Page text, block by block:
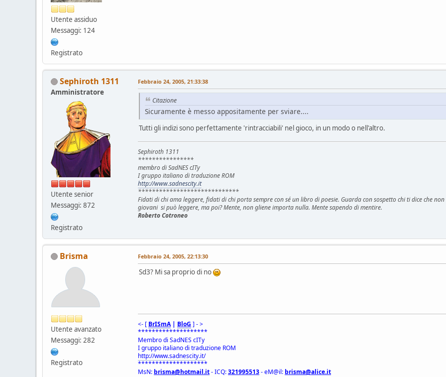
Utente assiduo
Messaggi: 124
Registrato
Sephiroth 1311
Amministratore
Utente senior
Messaggi: 872
Registrato
Febbraio 24, 2005, 21:33:38
Citazione
Sicuramente è messo appositamente per sviare....
Tutti gli indizi sono perfettamente 'rintracciabili' nel gioco, in un modo o nell'altro.
Sephiroth 1311
****************
membro di SadNES cITy
I gruppo italiano di traduzione ROM
http://www.sadnescity.it
*****************************
Fidati di chi ama leggere, fidati di chi porta sempre con sé un libro di poesie. Guarda con sospetto chi ti dice che
giovani si può leggere, ma poi? Mente, non gliene importa nulla. Mente sapendo di mentire.
Roberto Cotroneo
Brisma
Utente avanzato
Messaggi: 282
Registrato
Febbraio 24, 2005, 22:13:30
Sd3? Mi sa proprio di no
<- [ BrISmA| BloG ] - >
********************
Membro di SadNES cITy
I gruppo italiano di traduzione ROM
http://www.sadnescity.it/
********************
MsN: brisma@hotmail.it- ICQ:321995513- eM@il: brisma@alice.it